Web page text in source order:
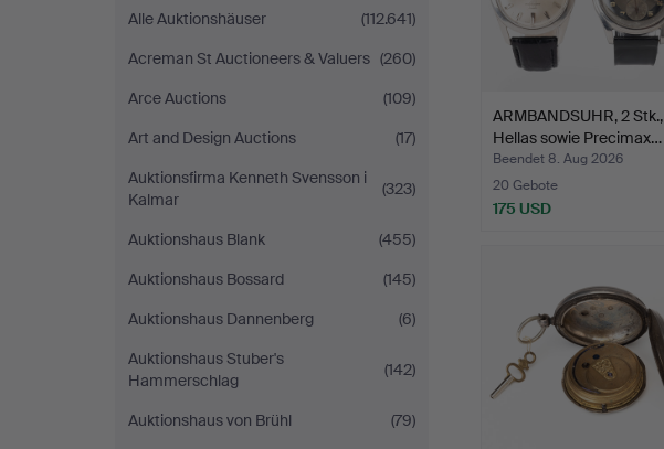
Alle Auktionshäuser
(112.641)
Acreman St Auctioneers & Valuers (260)
Arce Auctions
(109)
Art and Design Auctions
(17)
Auktionsfirma Kenneth Svensson i
Kalmar
(323)
Auktionshaus Blank
(455)
Auktionshaus Bossard
(145)
Auktionshaus Dannenberg
(6)
Auktionshaus Stuber's
Hammerschlag
(142)
Auktionshaus von Brühl
(79)
ARMBANDSUHR, 2 Stk.,
Hellas sowie Precimax…
Beendet 8. Aug 2026
20 Gebote
175 USD